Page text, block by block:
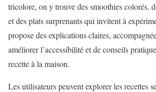
tricolore, on y trouve des smoothies colorés,
et des plats surprenants qui invitent à
propose des explications claires,
améliorer l’accessibilité et de conseils
recette à la maison.
Les utilisateurs peuvent explorer les recettes